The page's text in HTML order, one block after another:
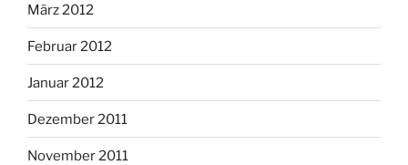
März 2012
Februar 2012
Januar 2012
Dezember 2011
November 2011